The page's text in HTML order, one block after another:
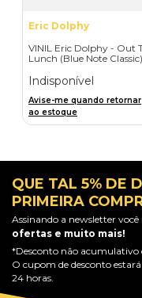
Eric Dolphy
VINIL Eric Dolphy - Out
Lunch (Blue Note
Indisponível
Avise-me quando retornar
ao estoque
QUE TAL 5% DE
PRIMEIRA
Assinando a newsletter você
ofertas e muito mais!
*Desconto não acumulativo
O cupom de desconto
24 horas.